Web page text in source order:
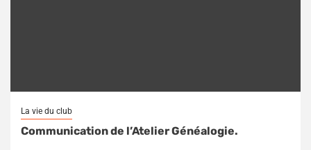
La vie du club
Communication de l’Atelier Généalogie.